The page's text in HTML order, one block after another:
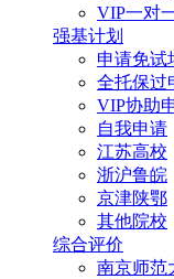
VIP一对
强基计划
申请免试
全托保过
VIP协助
自我申请
江苏高校
浙沪鲁皖
京津陕鄂
其他院校
综合评价
南京师范